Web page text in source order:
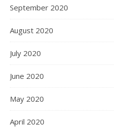
September 2020
August 2020
July 2020
June 2020
May 2020
April 2020